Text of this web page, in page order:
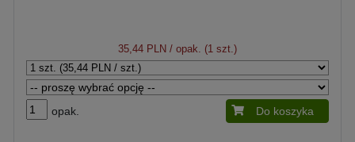
35,44 PLN / opak. (1 szt.)
opak. Do koszyka